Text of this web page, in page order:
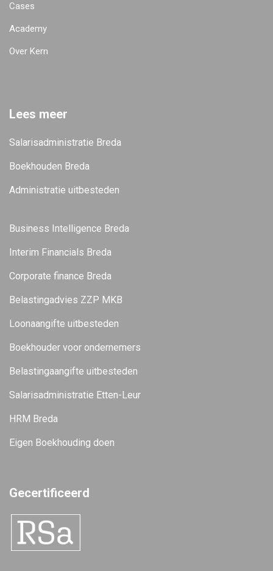
Cases
Academy
Over Kern
Lees meer
Salarisadministratie Breda
Boekhouden Breda
Administratie uitbesteden
Business Intelligence Breda
Interim Financials Breda
Corporate finance Breda
Belastingadvies ZZP MKB
Loonaangifte uitbesteden
Boekhouder voor ondernemers
Belastingaangifte uitbesteden
Salarisadministratie Etten-Leur
HRM Breda
Eigen Boekhouding doen
Gecertificeerd